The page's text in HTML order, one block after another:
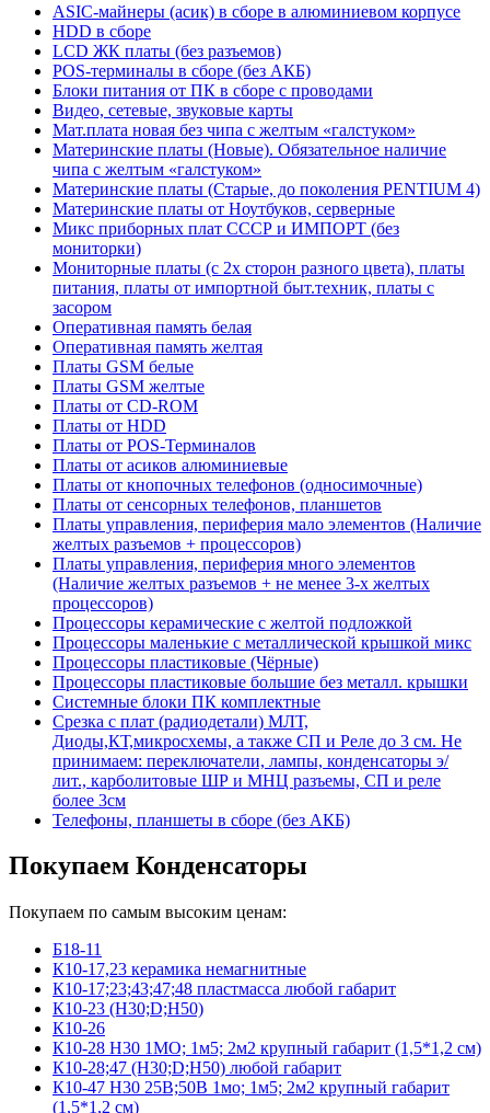
ASIC-майнеры (асик) в сборе в алюминиевом корпусе
HDD в сборе
LCD ЖК платы (без разъемов)
POS-терминалы в сборе (без АКБ)
Блоки питания от ПК в сборе с проводами
Видео, сетевые, звуковые карты
Мат.плата новая без чипа с желтым «галстуком»
Материнские платы (Новые). Обязательное наличие
чипа с желтым «галстуком»
Материнские платы (Старые, до поколения PENTIUM 4)
Материнские платы от Ноутбуков, серверные
Микс приборных плат СССР и ИМПОРТ (без
мониторки)
Мониторные платы (с 2х сторон разного цвета), платы
питания, платы от импортной быт.техник, платы с
засором
Оперативная память белая
Оперативная память желтая
Платы GSM белые
Платы GSM желтые
Платы от CD-ROM
Платы от HDD
Платы от POS-Терминалов
Платы от асиков алюминиевые
Платы от кнопочных телефонов (односимочные)
Платы от сенсорных телефонов, планшетов
Платы управления, периферия мало элементов (Наличие
желтых разъемов + процессоров)
Платы управления, периферия много элементов
(Наличие желтых разъемов + не менее 3-х желтых
процессоров)
Процессоры керамические с желтой подложкой
Процессоры маленькие с металлической крышкой микс
Процессоры пластиковые (Чёрные)
Процессоры пластиковые большие без металл. крышки
Системные блоки ПК комплектные
Срезка с плат (радиодетали) МЛТ,
Диоды,КТ,микросхемы, а также СП и Реле до 3 см. Не
принимаем: переключатели, лампы, конденсаторы э/
лит., карболитовые ШР и МНЦ разъемы, СП и реле
более 3см
Телефоны, планшеты в сборе (без АКБ)
Покупаем Конденсаторы
Покупаем по самым высоким ценам:
Б18-11
К10-17,23 керамика немагнитные
К10-17;23;43;47;48 пластмасса любой габарит
К10-23 (Н30;D;Н50)
К10-26
К10-28 Н30 1МО; 1м5; 2м2 крупный габарит (1,5*1,2 см)
К10-28;47 (Н30;D;Н50) любой габарит
К10-47 Н30 25В;50В 1мо; 1м5; 2м2 крупный габарит
(1,5*1,2 см)